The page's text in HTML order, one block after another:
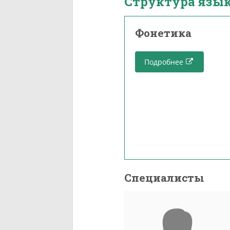
Фонетика
Подробнее
Специалисты